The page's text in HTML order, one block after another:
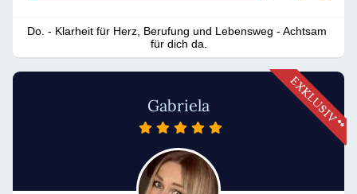
Do. - Klarheit für Herz, Berufung und Lebensweg - Achtsam
für dich da.
Gabriela